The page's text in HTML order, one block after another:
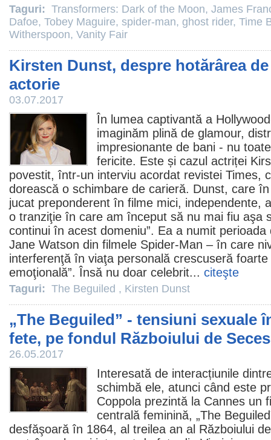
Taguri: Transformers: Dark of the Moon, James
Dafoe, Tobey Maguire, spider-man, ghost rider, Time
Witherspoon, Vanity Fair
Kirsten Dunst, despre hotărârea
actorie
03.07.2017
În lumea captivantă a
imaginăm plină de glamour,
impresionante de bani - nu
fericite. Este și cazul actriței
povestit, într-un interviu acordat revistei Times,
dorească o schimbare de carieră. Dunst, care
jucat preponderent în filme mici, independente,
o tranziţie în care am început să nu mai fiu aşa
continui în acest domeniu”. Ea a numit
Jane Watson din filmele Spider-Man – în care
interferenţă în viaţa personală crescuseră
emoţională”. Însă nu doar celebrit... citeşte
Taguri: The Beguiled , Kirsten Dunst
„The Beguiled” - tensiuni sexuale
fete, pe fondul Războiului de
26.05.2017
Interesată de interacțiunile
schimbă ele, atunci când este
Coppola prezintă la Cannes un
centrală feminină, „The Beguiled
desfăşoară în 1864, al treilea an al Războiului